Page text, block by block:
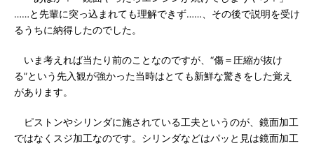
……と先輩に突っ込まれても理解できず……、その後で説明を受け
るうちに納得したのでした。
いま考えれば当たり前のことなのですが、“傷＝圧縮が抜け
る”という先入観が強かった当時はとても新鮮な驚きをした覚え
があります。
ピストンやシリンダに施されている工夫というのが、鏡面加工
ではなくスジ加工なのです。シリンダなどはパッと見は鏡面加工